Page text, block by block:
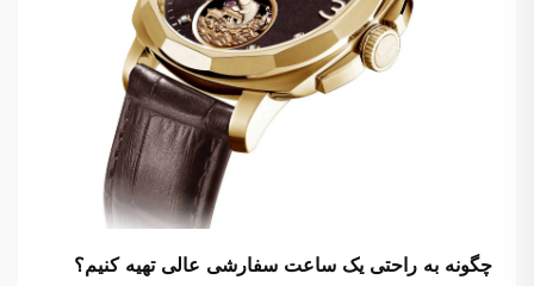
چگونه به راحتی یک ساعت سفارشی عالی تهیه کنیم؟